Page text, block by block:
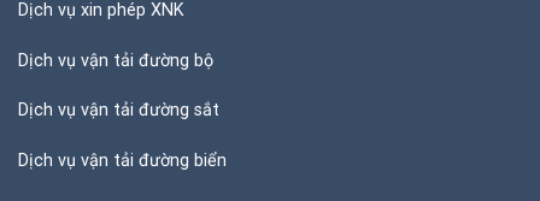
Dịch vụ xin phép XNK
Dịch vụ vận tải đường bộ
Dịch vụ vận tải đường sắt
Dịch vụ vận tải đường biển